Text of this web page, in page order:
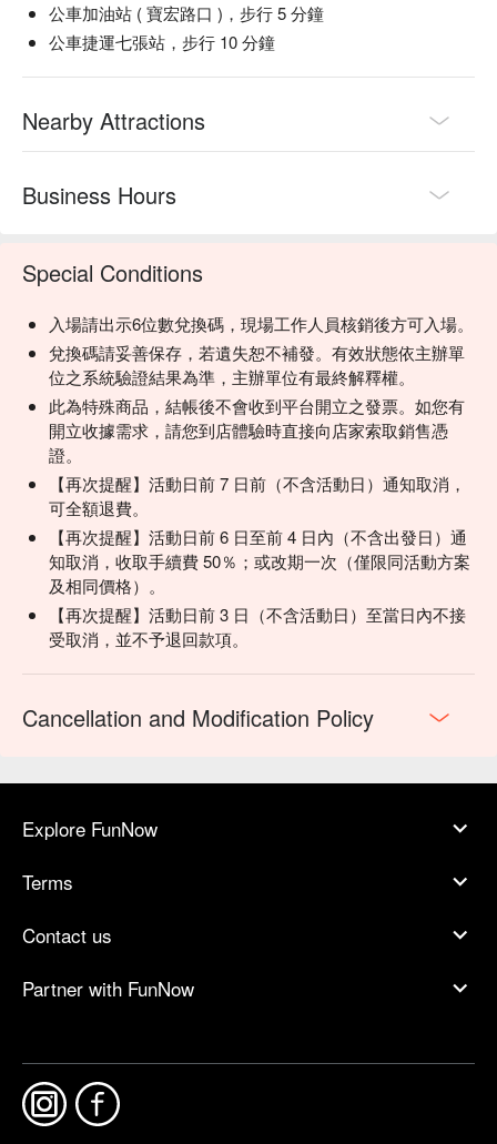
公車加油站 ( 寶宏路口 )，步行 5 分鐘
公車捷運七張站，步行 10 分鐘
Nearby Attractions
Business Hours
Special Conditions
入場請出示6位數兌換碼，現場工作人員核銷後方可入場。
兌換碼請妥善保存，若遺失恕不補發。有效狀態依主辦單
位之系統驗證結果為準，主辦單位有最終解釋權。
此為特殊商品，結帳後不會收到平台開立之發票。如您有
開立收據需求，請您到店體驗時直接向店家索取銷售憑
證。
【再次提醒】活動日前 7 日前（不含活動日）通知取消，
可全額退費。
【再次提醒】活動日前 6 日至前 4 日內（不含出發日）通
知取消，收取手續費 50％；或改期一次（僅限同活動方案
及相同價格）。
【再次提醒】活動日前 3 日（不含活動日）至當日內不接
受取消，並不予退回款項。
Cancellation and Modification Policy
Explore FunNow
Terms
Contact us
Partner with FunNow